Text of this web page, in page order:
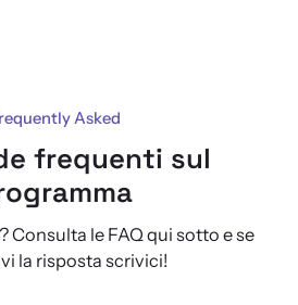
Asked
frequenti sul
Consulta le FAQ qui sotto e se
la risposta scrivici!